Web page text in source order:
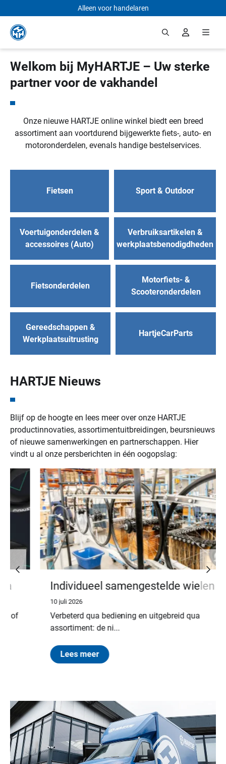
Ga naar de hoofdinhoud
Alleen voor handelaren
Welkom bij MyHARTJE – Uw sterke
partner voor de vakhandel
Onze nieuwe HARTJE online winkel biedt een breed
assortiment aan voortdurend bijgewerkte fiets-, auto- en
motoronderdelen, evenals handige bestelservices.
Fietsen Sport & Outdoor
Voertuigonderdelen &
accessoires (Auto)
Verbruiksartikelen &
werkplaatsbenodigdheden
Fietsonderdelen
Motorfiets- &
Scooteronderdelen
Gereedschappen &
Werkplaatsuitrusting
HartjeCarParts
HARTJE Nieuws
Blijf op de hoogte en lees meer over onze HARTJE
productinnovaties, assortimentuitbreidingen, beursnieuws
of nieuwe samenwerkingen en partnerschappen. Hier
vindt u al onze persberichten in één oogopslag:
Individueel samengestelde wielen in
de configurator via MeinHARTJE
10 juli 2026
Verbeterd qua bediening en uitgebreid qua
assortiment: de ni...
Lees meer